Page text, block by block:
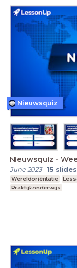
Nieuwsquiz -
June 2023- 15 slides
Wereldoriëntatie
Praktijkonderwijs
Nieuwsquiz